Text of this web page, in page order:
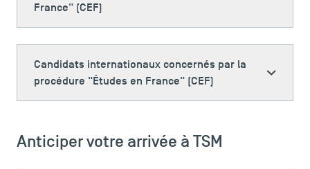
Le corps professoral
France" (CEF)
Candidats internationaux concernés par la
procédure "Études en France" (CEF)
Anticiper votre arrivée à TSM